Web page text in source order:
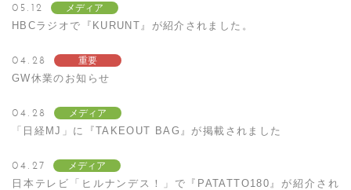
05.12 メディア
HBCラジオで『KURUNT』が紹介されました。
04.28 重要
GW休業のお知らせ
04.28 メディア
「日経MJ」に『TAKEOUT BAG』が掲載されました
04.27 メディア
日本テレビ「ヒルナンデス！」で『PATATTO180』が紹介され